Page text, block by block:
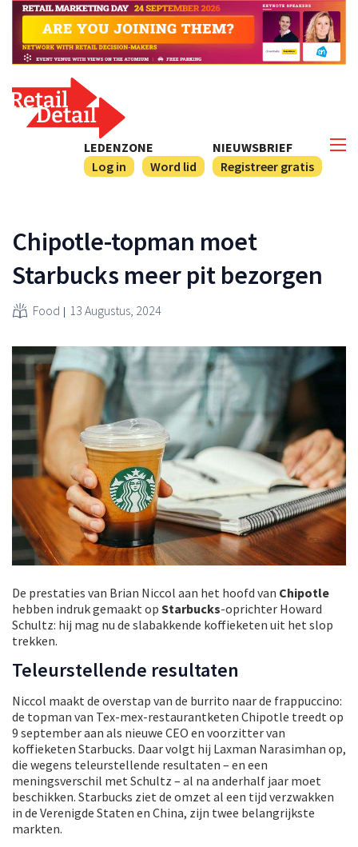
NIEUWSBRIEF
Registreer gratis
LEDENZONE
Log in
Word lid
Chipotle-topman moet
Starbucks meer pit bezorgen
Food 13 Augustus, 2024
De prestaties van Brian Niccol aan het hoofd van Chipotle
hebben indruk gemaakt op Starbucks-oprichter Howard
Schultz: hij mag nu de slabakkende koffieketen uit het slop
trekken.
Teleurstellende resultaten
Niccol maakt de overstap van de burrito naar de frappuccino:
de topman van Tex-mex-restaurantketen Chipotle treedt op
9 september aan als nieuwe CEO en voorzitter van
koffieketen Starbucks. Daar volgt hij Laxman Narasimhan op,
die wegens teleurstellende resultaten – en een
meningsverschil met Schultz – al na anderhalf jaar moet
beschikken. Starbucks ziet de omzet al een tijd verzwakken
in de Verenigde Staten en China, zijn twee belangrijkste
markten.